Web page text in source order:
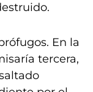
En la
tercera,